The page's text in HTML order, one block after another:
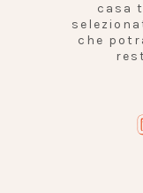
casa
che